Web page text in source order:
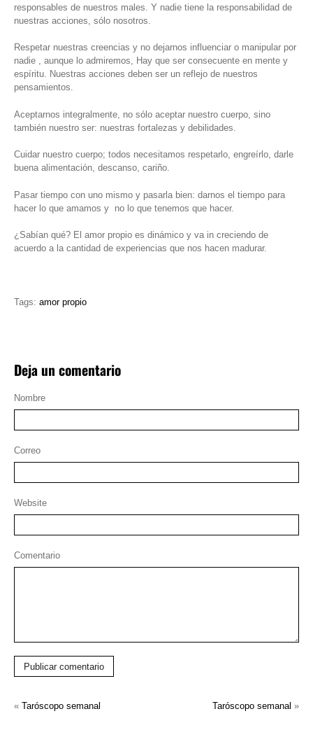
responsables de nuestros males. Y nadie tiene la responsabilidad de
nuestras acciones, sólo nosotros.
Respetar nuestras creencias y no dejarnos influenciar o manipular por
nadie , aunque lo admiremos, Hay que ser consecuente en mente y
espíritu. Nuestras acciones deben ser un reflejo de nuestros
pensamientos.
Aceptarnos integralmente, no sólo aceptar nuestro cuerpo, sino
también nuestro ser: nuestras fortalezas y debilidades.
Cuidar nuestro cuerpo; todos necesitamos respetarlo, engreírlo, darle
buena alimentación, descanso, cariño.
Pasar tiempo con uno mismo y pasarla bien: darnos el tiempo para
hacer lo que amamos y no lo que tenemos que hacer.
¿Sabían qué? El amor propio es dinámico y va in creciendo de
acuerdo a la cantidad de experiencias que nos hacen madurar.
Tags: amor propio
Deja un comentario
Nombre
Correo
Website
Comentario
Publicar comentario
« Taróscopo semanal Taróscopo semanal »